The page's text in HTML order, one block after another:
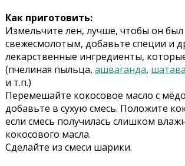
Как приготовить:
Измельчите лен, лучше, чтобы он был
свежесмолотым, добавьте специи и
лекарственные ингредиенты,
(пчелиная пыльца, ашваганда,
и т.п.)
Перемешайте кокосовое масло с
добавьте в сухую смесь. Положите
если смесь получилась слишком
кокосового масла.
Сделайте из смеси шарики.